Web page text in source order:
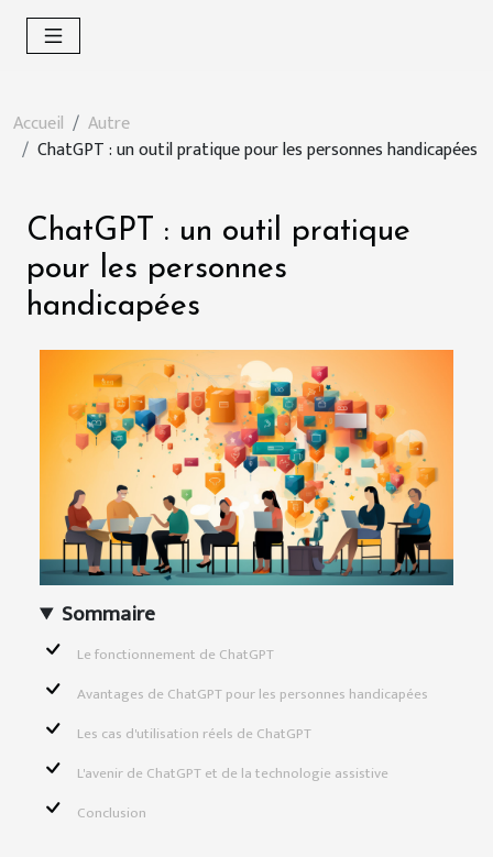
Accueil
Autre
ChatGPT : un outil pratique pour les personnes handicapées
ChatGPT : un outil pratique
pour les personnes
handicapées
Sommaire
Le fonctionnement de ChatGPT
Avantages de ChatGPT pour les personnes handicapées
Les cas d'utilisation réels de ChatGPT
L'avenir de ChatGPT et de la technologie assistive
Conclusion